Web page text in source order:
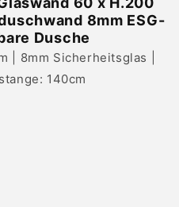
8mm ESG-
Dusche
| 8mm Sicherheitsglas |
140cm